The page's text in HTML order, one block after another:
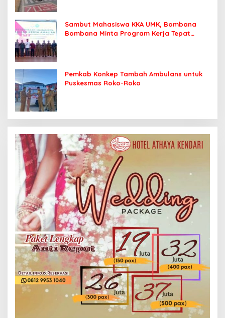
Sambut Mahasiswa KKA UMK, Bombana
Bombana Minta Program Kerja Tepat
Pemkab Konkep Tambah Ambulans untuk
Puskesmas Roko-Roko